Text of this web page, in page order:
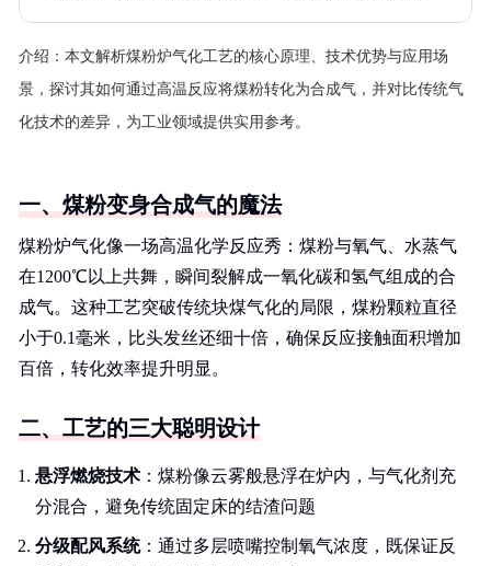
介绍： 本文解析煤粉炉气化工艺的核心原理、技术优势与应用场
景，探讨其如何通过高温反应将煤粉转化为合成气，并对比传统气
化技术的差异，为工业领域提供实用参考。
一、煤粉变身合成气的魔法
煤粉炉气化像一场高温化学反应秀：煤粉与氧气、水蒸气
在1200℃以上共舞，瞬间裂解成一氧化碳和氢气组成的合
成气。这种工艺突破传统块煤气化的局限，煤粉颗粒直径
小于0.1毫米，比头发丝还细十倍，确保反应接触面积增加
百倍，转化效率提升明显。
二、工艺的三大聪明设计
悬浮燃烧技术 ：煤粉像云雾般悬浮在炉内，与气化剂充
分混合，避免传统固定床的结渣问题
分级配风系统：通过多层喷嘴控制氧气浓度，既保证反